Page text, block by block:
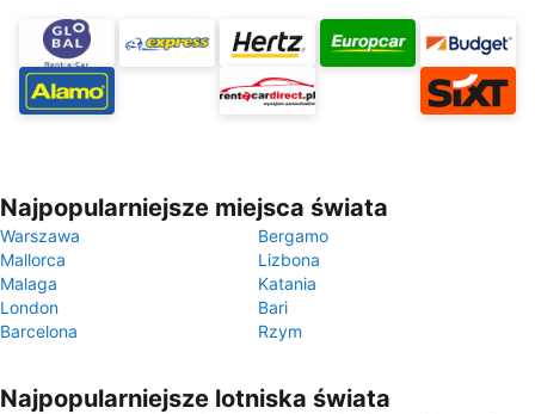
Najpopularniejsze miejsca świata
Warszawa
Bergamo
Mallorca
Lizbona
Malaga
Katania
London
Bari
Barcelona
Rzym
Najpopularniejsze lotniska świata